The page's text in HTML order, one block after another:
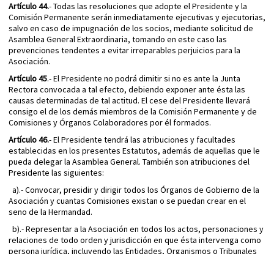
Artículo 44.- Todas las resoluciones que adopte el Presidente y la
Comisión Permanente serán inmediatamente ejecutivas y ejecutorias,
salvo en caso de impugnación de los socios, mediante solicitud de
Asamblea General Extraordinaria, tomando en este caso las
prevenciones tendentes a evitar irreparables perjuicios para la
Asociación.
Artículo 45.- El Presidente no podrá dimitir si no es ante la Junta
Rectora convocada a tal efecto, debiendo exponer ante ésta las
causas determinadas de tal actitud. El cese del Presidente llevará
consigo el de los demás miembros de la Comisión Permanente y de
Comisiones y Órganos Colaboradores por él formados.
Artículo 46.- El Presidente tendrá las atribuciones y facultades
establecidas en los presentes Estatutos, además de aquellas que le
pueda delegar la Asamblea General. También son atribuciones del
Presidente las siguientes:
a).- Convocar, presidir y dirigir todos los Órganos de Gobierno de la
Asociación y cuantas Comisiones existan o se puedan crear en el
seno de la Hermandad.
b).- Representar a la Asociación en todos los actos, personaciones y
relaciones de todo orden y jurisdicción en que ésta intervenga como
persona jurídica, incluyendo las Entidades, Organismos o Tribunales